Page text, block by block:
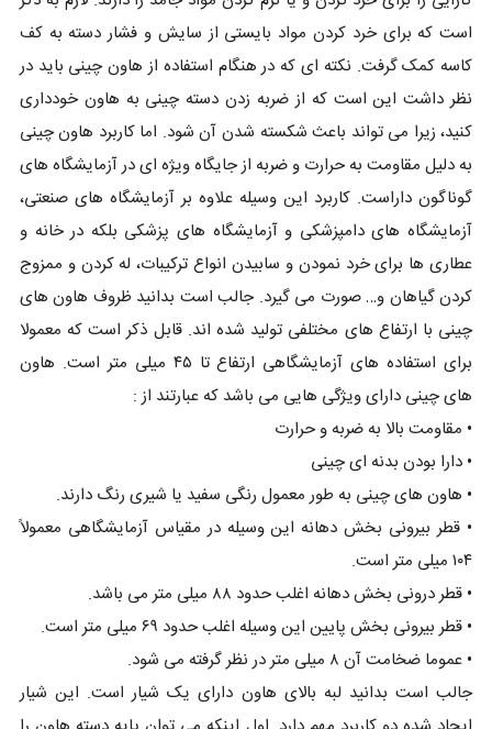
است که برای خرد کردن مواد بایستی از سایش و فشار دسته به کف
کاسه کمک گرفت. نکته ای که در هنگام استفاده از هاون چینی باید در
نظر داشت این است که از ضربه زدن دسته چینی به هاون خودداری
کنید، زیرا می تواند باعث شکسته شدن آن شود. اما کاربرد هاون چینی
به دلیل مقاومت به حرارت و ضربه از جایگاه ویژه ای در آزمایشگاه های
گوناگون داراست. کاربرد این وسیله علاوه بر آزمایشگاه های صنعتی،
آزمایشگاه های دامپزشکی و آزمایشگاه های پزشکی بلکه در خانه و
عطاری ها برای خرد نمودن و سابیدن انواع ترکیبات، له کردن و ممزوج
کردن گیاهان و… صورت می گیرد. جالب است بدانید ظروف هاون های
چینی با ارتفاع های مختلفی تولید شده اند. قابل ذکر است که معمولا
برای استفاده های آزمایشگاهی ارتفاع تا ۴۵ میلی متر است. هاون
های چینی دارای ویژگی هایی می باشد که عبارتند از :
• مقاومت بالا به ضربه و حرارت
• دارا بودن بدنه ای چینی
• هاون های چینی به طور معمول رنگی سفید یا شیری رنگ دارند.
• قطر بیرونی بخش دهانه این وسیله در مقیاس آزمایشگاهی معمولاً
۱۰۴ میلی‌ متر است.
• قطر درونی بخش دهانه اغلب حدود ۸۸ میلی متر می باشد.
• قطر بیرونی بخش پایین این وسیله اغلب حدود ۶۹ میلی متر است.
• عموما ضخامت آن ۸ میلی متر در نظر گرفته می شود.
جالب است بدانید لبه بالای هاون دارای یک شیار است. این شیار